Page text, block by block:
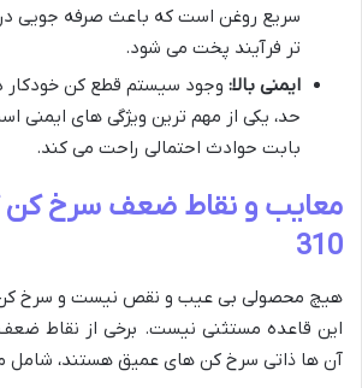
سریع روغن است که باعث صرفه جویی
تر فرآیند پخت می شود.
ایمنی بالا: وجود سیستم قطع کن خودکار
حد، یکی از مهم ترین ویژگی های ایمنی
بابت حوادث احتمالی راحت می کند.
310
این قاعده مستثنی نیست. برخی از نقاط ضعف
آن ها ذاتی سرخ کن های عمیق هستند، شامل